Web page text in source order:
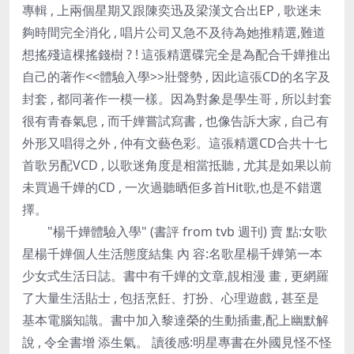
專輯 , 上兩個星期又跟陳奕迅及梁漢文合出EP , 歌迷未
夠時間完全消化 , 唱片公司又急不及待為她推精選,難道
想搖殘這棵搖錢樹 ? ! 這張精選碟完全是為配合千嬅推出
自己的著作<<體驗入學>>壯聲勢 , 因此這張CD的名字及
封套 , 都同著作一模一樣。因為對象是學生哥 , 所以封套
很有青春氣息 , 而千嬅嘗試寫書 , 也像告訴大家 , 自己有
外形又唱得之外 , 仲有文藝色彩。這張精選CD合共十七
首歌另配VCD , 以歌迷角度是相當抵聽 , 尤其是如果以前
未買過千嬅的CD , 一次過聽晒佢多首Hit歌,也是不錯選
擇。
"楊千嬅體驗入學" (書評 from tvb 週刊) 賣 點:女歌
星楊千嬅個人生活態度結集 內 容:名歌星楊千嬅第一本
少女式生活日誌。書中有千嬅的文章,靚相漫 畫 , 更網羅
了大量生活貼士 , 包括烹飪、打扮、心理遊戲 , 甚至是
基本電腦知識。書中加入黎達榮的生動插畫,配上幽默解
說 , 令全書增 添生氣。 讀後感:明星專書在外國見怪不怪